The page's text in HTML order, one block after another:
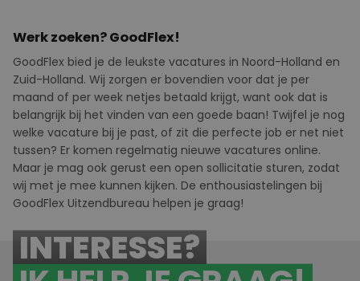
Werk zoeken? GoodFlex!
GoodFlex bied je de leukste vacatures in Noord-Holland en
Zuid-Holland. Wij zorgen er bovendien voor dat je per
maand of per week netjes betaald krijgt, want ook dat is
belangrijk bij het vinden van een goede baan! Twijfel je nog
welke vacature bij je past, of zit die perfecte job er net niet
tussen? Er komen regelmatig nieuwe vacatures online.
Maar je mag ook gerust een open sollicitatie sturen, zodat
wij met je mee kunnen kijken. De enthousiastelingen bij
GoodFlex Uitzendbureau helpen je graag!
INTERESSE?